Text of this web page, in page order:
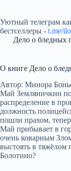
Уютный телеграм
бестселлеры - t.me/
Дело о бледных
О книге Дело о
Автор: Минора
Май Земляничкин
распределение в
должность
пошли прахом,
Май прибывает в
очень коварным
выстоять в тяжёлом
Болотино?